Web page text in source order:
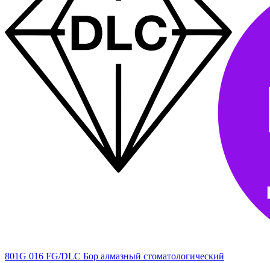
801G 016 FG/DLC Бор алмазный стоматологический